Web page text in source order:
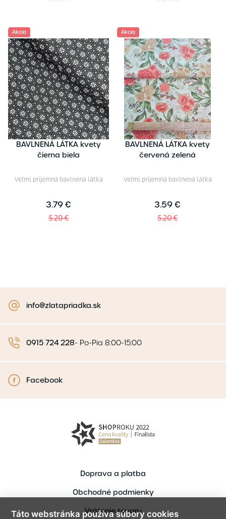
Akcia
BAVLNENÁ LÁTKA kvety
čierna biela
Veľmi príjemná bavlnená látka
3.79 €
5.20 €
Akcia
BAVLNENÁ LÁTKA kvety
červená zelená
Veľmi príjemná bavlnená látka
3.59 €
5.20 €
info@zlatapriadka.sk
0915 724 228- Po-Pia 8:00-15:00
Facebook
Doprava a platba
Obchodné podmienky
Vrátenie tovaru
Táto webstránka používa súbory cookies